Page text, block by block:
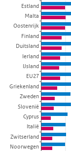
Estland
Malta
Oostenrijk
Finland
Duitsland
Ierland
IJsland
EU27
Griekenland
Zweden
Slovenië
Cyprus
Italië
Zwitserland
Noorwegen